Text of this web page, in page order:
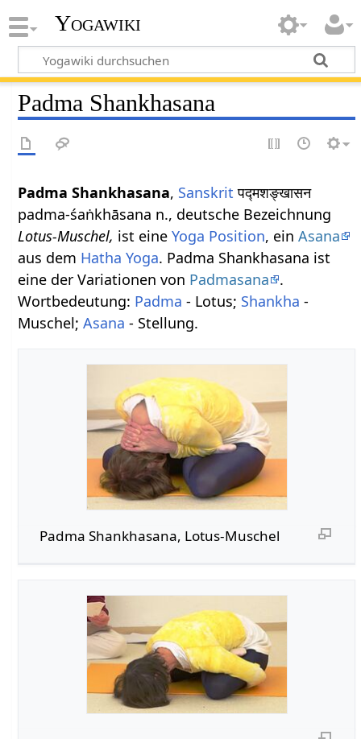
Yogawiki
Padma Shankhasana
Padma Shankhasana, Sanskrit पद्मशङ्खासन
padma-śaṅkhāsana n., deutsche Bezeichnung
Lotus-Muschel, ist eineYoga Position, einAsana
aus dem Hatha Yoga. Padma Shankhasana ist
eine der Variationen von Padmasana
.
Wortbedeutung: Padma - Lotus; Shankha -
Muschel;Asana - Stellung.
Padma Shankhasana, Lotus-Muschel